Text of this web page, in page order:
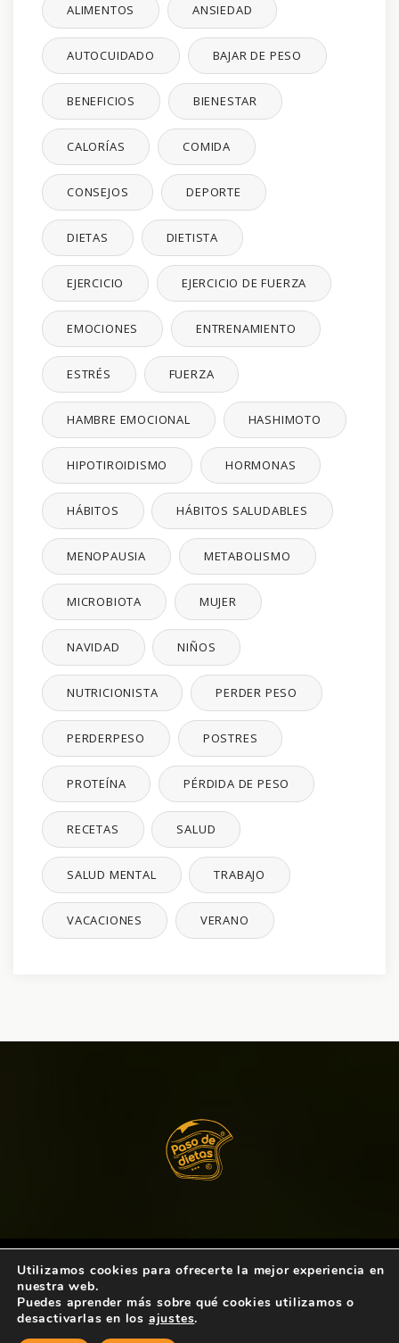
ALIMENTOS ANSIEDAD
AUTOCUIDADO BAJAR DE PESO
BENEFICIOS BIENESTAR
CALORÍAS COMIDA
CONSEJOS DEPORTE
DIETAS DIETISTA
EJERCICIO EJERCICIO DE FUERZA
EMOCIONES ENTRENAMIENTO
ESTRÉS FUERZA
HAMBRE EMOCIONAL HASHIMOTO
HIPOTIROIDISMO HORMONAS
HÁBITOS HÁBITOS SALUDABLES
MENOPAUSIA METABOLISMO
MICROBIOTA MUJER
NAVIDAD NIÑOS
NUTRICIONISTA PERDER PESO
PERDERPESO POSTRES
PROTEÍNA PÉRDIDA DE PESO
RECETAS SALUD
SALUD MENTAL TRABAJO
VACACIONES VERANO
Copyright © 2021 Paso de Dietas. Todos los
derechos reservados.
Política de Privacidad
Utilizamos cookies para ofrecerte la mejor experiencia en
nuestra web.
Puedes aprender más sobre qué cookies utilizamos o
desactivarlas en los ajustes.